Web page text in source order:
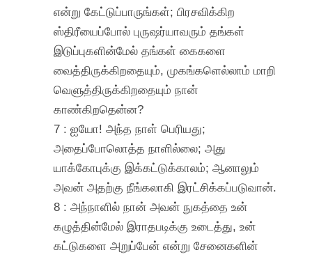
என்று கேட்டுப்பாருங்கள்; பிரசவிக்கிற
ஸ்திரீயைப்போல் புருஷர்யாவரும் தங்கள்
இடுப்புகளின்மேல் தங்கள் கைகளை
வைத்திருக்கிறதையும், முகங்களெல்லாம் மாறி
வெளுத்திருக்கிறதையும் நான்
காண்கிறதென்ன?
7 : ஐயோ! அந்த நாள் பெரியது;
அதைப்போலொத்த நாளில்லை; அது
யாக்கோபுக்கு இக்கட்டுக்காலம்; ஆனாலும்
அவன் அதற்கு நீங்கலாகி இரட்சிக்கப்படுவான்.
8 : அந்நாளில் நான் அவன் நுகத்தை உன்
கழுத்தின்மேல் இராதபடிக்கு உடைத்து, உன்
கட்டுகளை அறுப்பேன் என்று சேனைகளின்